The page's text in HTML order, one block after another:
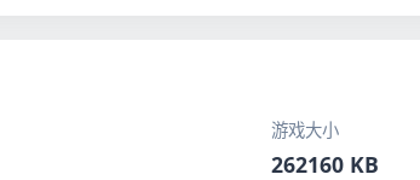
游戏大小
262160 KB